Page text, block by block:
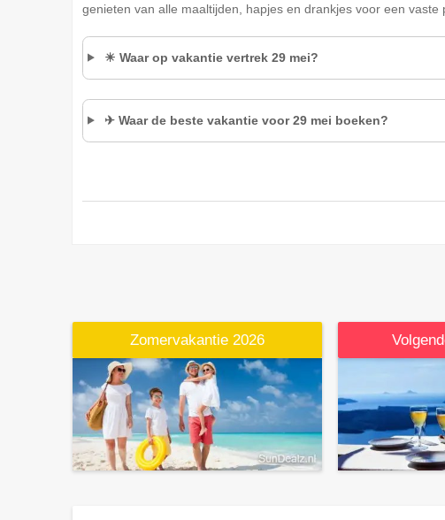
genieten van alle maaltijden, hapjes en drankjes voor een vaste
☀ Waar op vakantie vertrek 29 mei?
✈ Waar de beste vakantie voor 29 mei boeken?
Zomervakantie 2026